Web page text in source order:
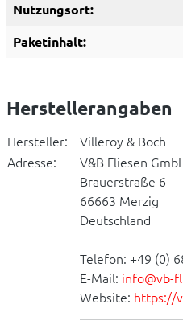
Nutzungsort:
Paketinhalt:
Herstellerangaben
Hersteller:
Villeroy & Boch
Adresse:
V&B Fliesen
Brauerstraße 6
66663 Merzig
Deutschland
Telefon: +49 (0)
E-Mail: info@vb-
Website: https://